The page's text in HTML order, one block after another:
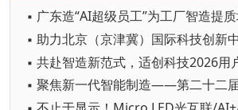
▪ 广东造“AI超级员工”为工厂智造提